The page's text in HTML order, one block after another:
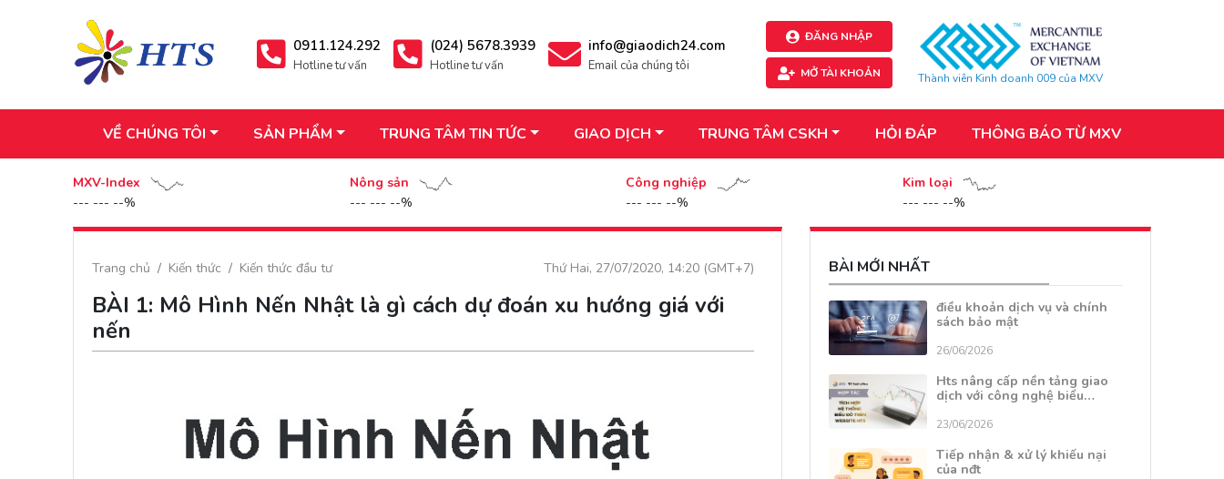
0911.124.292
Hotline tư vấn
(024) 5678.3939
Hotline tư vấn
info@giaodich24.com
Email của chúng tôi
ĐĂNG NHẬP
MỞ TÀI KHOẢN Thành viên Kinh doanh 009 của MXV
VỀ CHÚNG TÔI SẢN PHẨM TRUNG TÂM TIN TỨC GIAO DỊCH TRUNG TÂM CSKH HỎI ĐÁP THÔNG BÁO TỪ MXV
MXV-Index
--- --- --%
Nông sản
--- --- --%
Công nghiệp
--- --- --%
Kim loại
--- --- --%
Thứ Hai, 27/07/2020, 14:20 (GMT+7)
Trang chủ Kiến thức Kiến thức đầu tư
BÀI 1: Mô Hình Nến Nhật là gì cách dự đoán xu hướng giá với
nến
BÀI MỚI NHẤT
điều khoản dịch vụ và chính
sách bảo mật
26/06/2026
Hts nâng cấp nền tảng giao
dịch với công nghệ biểu…
23/06/2026
Tiếp nhận & xử lý khiếu nại
của nđt